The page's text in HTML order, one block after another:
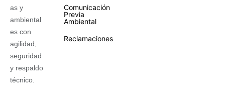
as y
ambiental
es con
agilidad,
seguridad
y respaldo
técnico.
Comunicación
Previa
Ambiental
Reclamaciones